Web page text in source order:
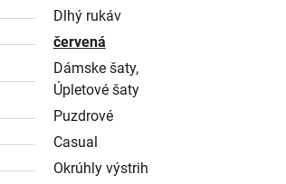
Dlhý rukáv
červená
Dámske šaty,
Úpletové šaty
Puzdrové
Casual
Okrúhly výstrih